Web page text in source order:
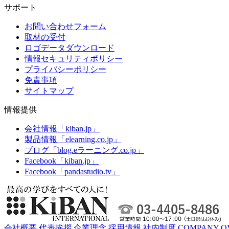
サポート
お問い合わせフォーム
取材の受付
ロゴデータダウンロード
情報セキュリティポリシー
プライバシーポリシー
免責事項
サイトマップ
情報提供
会社情報「kiban.jp」
製品情報「elearning.co.jp」
ブログ「blog.eラーニング.co.jp」
Facebook「kiban.jp」
Facebook「pandastudio.tv」